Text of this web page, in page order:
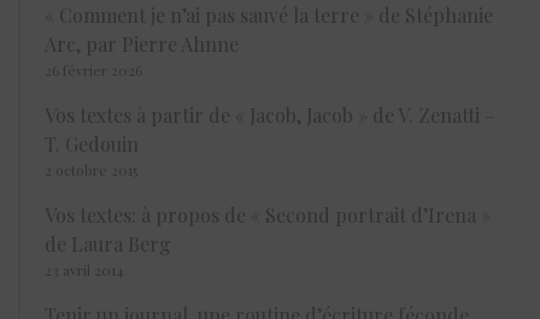
« Comment je n’ai pas sauvé la terre » de Stéphanie
Arc, par Pierre Ahnne
26 février 2026
Vos textes à partir de « Jacob, Jacob » de V. Zenatti –
T. Gedouin
2 octobre 2015
Vos textes: à propos de « Second portrait d’Irena »
de Laura Berg
23 avril 2014